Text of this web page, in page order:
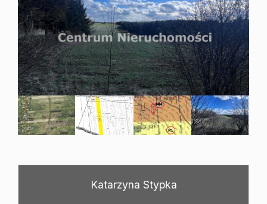
O
firmie
Kontakt
Katarzyna Stypka